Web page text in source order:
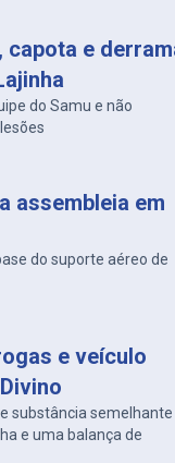
capota e
do Samu e não
assembleia em
do suporte aéreo de
e veículo
substância semelhante
e uma balança de